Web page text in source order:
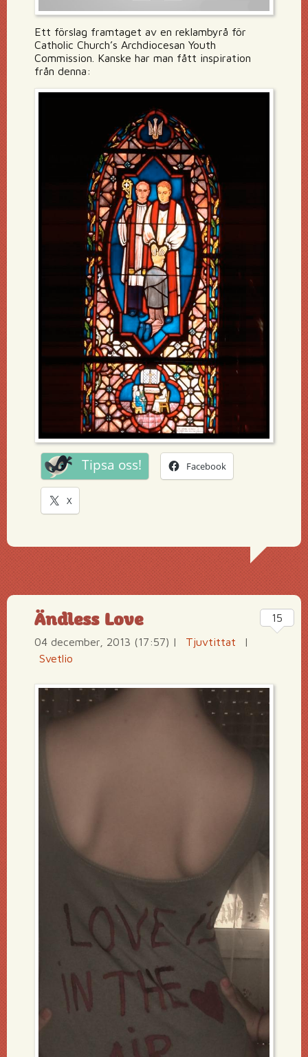
Ett förslag framtaget av en reklambyrå för
Catholic Church’s Archdiocesan Youth
Commission. Kanske har man fått inspiration
från denna:
Tipsa oss! Facebook
X
Ändless Love
04 december, 2013 (17:57) | Tjuvtittat
|
Svetlio
15